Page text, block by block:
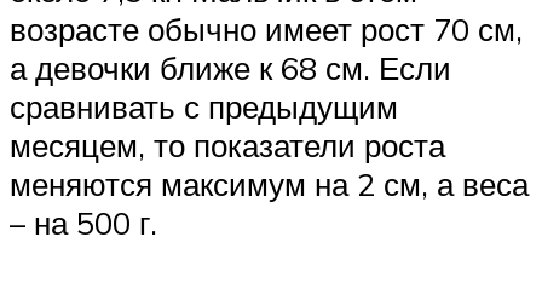
возрасте обычно имеет рост 70 см,
а девочки ближе к 68 см. Если
сравнивать с предыдущим
месяцем, то показатели роста
меняются максимум на 2 см, а веса
– на 500 г.